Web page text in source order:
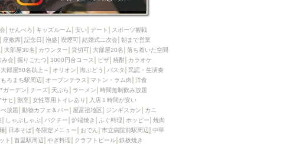
LUNCH 特集
造形集団
せんべろ キッズルーム 安い デート
スポーツ観戦
座敷席 記念日 泡盛 喫煙可 結婚式二次会 朝まで営業
大部屋30名 カウンター 貸切可 大部屋20名
落ち着いた空間
み会 掘りごたつ 3000円台コース ピザ 焼酎
カラオケ
大部屋50名以上～ オリオン 海ぶどう パスタ
民謡・生演奏
もろまち駅周辺 オープンテラス マトン・ラム肉
洋食
ガーデン チーズ 天ぷら ラーメン
時間無制飲み放題
サヒ 割烹 女性専用トイレあり
入店１時間が安い
放題 動物カフェ＆バー 屋富祖地区 ジンギスカン
カニ
しゃぶしゃぶ パクチー 炉端焼き ふぐ料理 ホッピー
焼肉
日本そば 冬限定メニュー おでん 市立病院前駅周辺
中華
ト 首里駅周辺 やぎ料理 クラフトビール 鉄板焼き